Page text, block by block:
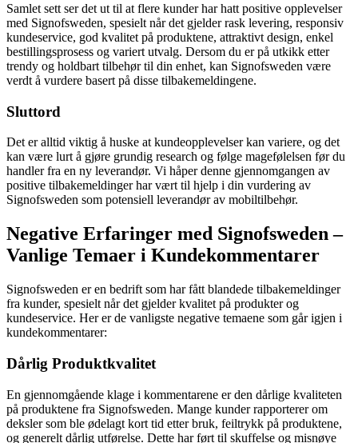
Samlet sett ser det ut til at flere kunder har hatt positive opplevelser
med Signofsweden, spesielt når det gjelder rask levering, responsiv
kundeservice, god kvalitet på produktene, attraktivt design, enkel
bestillingsprosess og variert utvalg. Dersom du er på utkikk etter
trendy og holdbart tilbehør til din enhet, kan Signofsweden være
verdt å vurdere basert på disse tilbakemeldingene.
Sluttord
Det er alltid viktig å huske at kundeopplevelser kan variere, og det
kan være lurt å gjøre grundig research og følge magefølelsen før du
handler fra en ny leverandør. Vi håper denne gjennomgangen av
positive tilbakemeldinger har vært til hjelp i din vurdering av
Signofsweden som potensiell leverandør av mobiltilbehør.
Negative Erfaringer med Signofsweden –
Vanlige Temaer i Kundekommentarer
Signofsweden er en bedrift som har fått blandede tilbakemeldinger
fra kunder, spesielt når det gjelder kvalitet på produkter og
kundeservice. Her er de vanligste negative temaene som går igjen i
kundekommentarer:
Dårlig Produktkvalitet
En gjennomgående klage i kommentarene er den dårlige kvaliteten
på produktene fra Signofsweden. Mange kunder rapporterer om
deksler som ble ødelagt kort tid etter bruk, feiltrykk på produktene,
og generelt dårlig utførelse. Dette har ført til skuffelse og misnøye